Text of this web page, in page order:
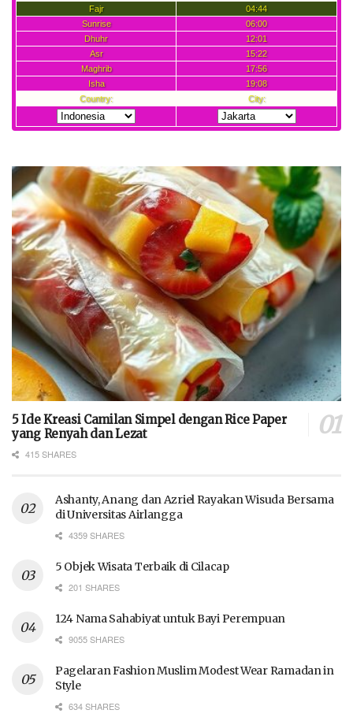
5 Ide Kreasi Camilan Simpel dengan Rice Paper
yang Renyah dan Lezat
415 SHARES
Ashanty, Anang dan Azriel Rayakan Wisuda Bersama
di Universitas Airlangga
4359 SHARES
5 Objek Wisata Terbaik di Cilacap
201 SHARES
124 Nama Sahabiyat untuk Bayi Perempuan
9055 SHARES
Pagelaran Fashion Muslim Modest Wear Ramadan in
Style
634 SHARES